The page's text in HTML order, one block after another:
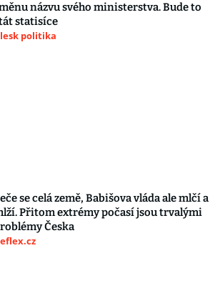
názvu svého ministerstva. Bude to
statisíce
politika
se celá země, Babišova vláda ale mlčí a
Přitom extrémy počasí jsou trvalými
Česka